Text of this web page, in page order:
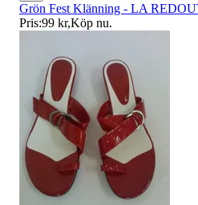
Grön Fest Klänning - LA
Pris:99 kr,Köp nu.